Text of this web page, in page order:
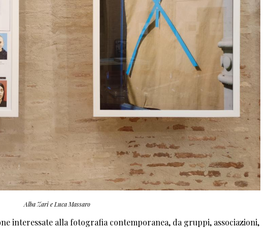
Alba Zari e Luca Massaro
interessate alla fotografia contemporanea, da gruppi, associazioni,